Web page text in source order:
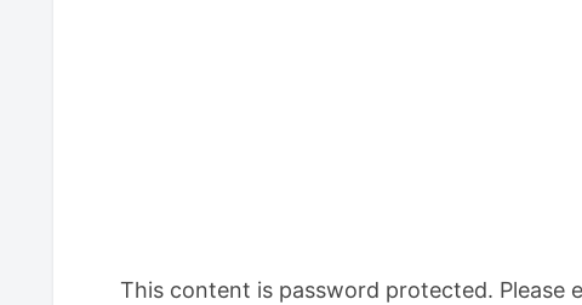
This content is password protected. Please